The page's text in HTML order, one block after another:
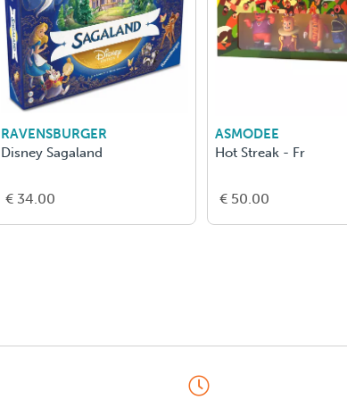
RAVENSBURGER
Disney Sagaland
€ 34.00
ASMODEE
Hot Streak - Fr
€ 50.00